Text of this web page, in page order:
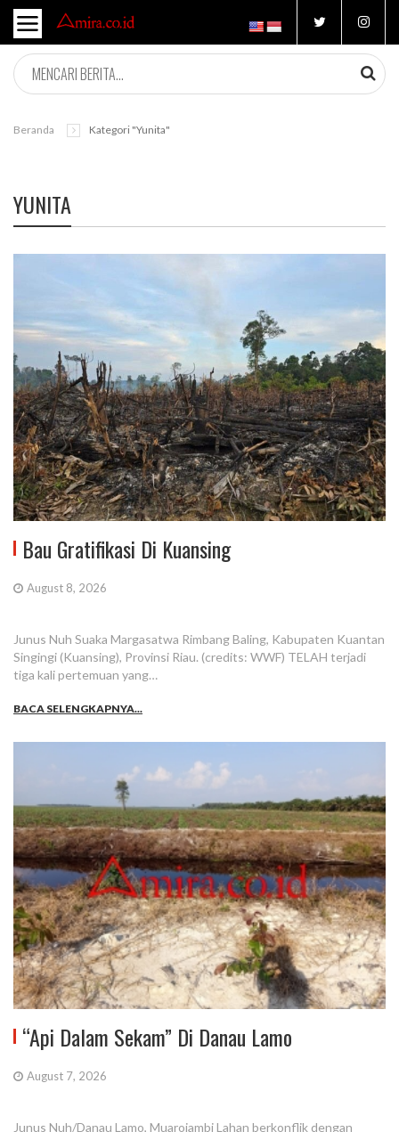
Beranda Kategori "yunita"
YUNITA
Bau Gratifikasi Di Kuansing
August 8, 2026
Junus Nuh Suaka Margasatwa Rimbang Baling, Kabupaten Kuantan
Singingi (Kuansing), Provinsi Riau. (credits: WWF) TELAH terjadi
tiga kali pertemuan yang…
BACA SELENGKAPNYA...
“Api Dalam Sekam” Di Danau Lamo
August 7, 2026
Junus Nuh/Danau Lamo, Muarojambi Lahan berkonflik dengan